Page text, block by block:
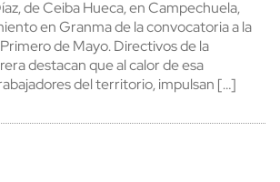
de Ceiba Hueca, en Campechuela,
en Granma de la convocatoria a la
de Mayo. Directivos de la
destacan que al calor de esa
del territorio, impulsan […]